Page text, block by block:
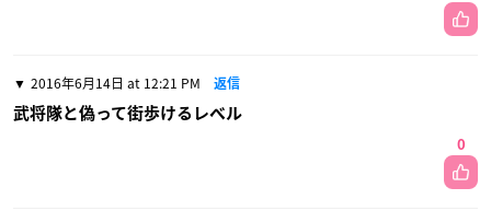
2016年6月14日 at 12:21 PM 返信
武将隊と偽って街歩けるレベル
0